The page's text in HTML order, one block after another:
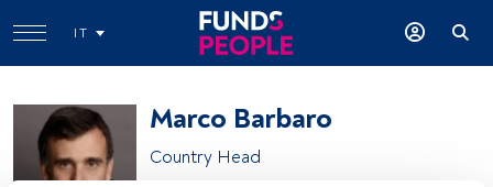
IT
Marco Barbaro
Country Head